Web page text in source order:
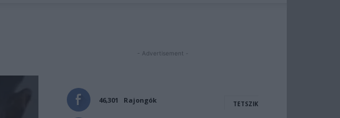
- Advertisement -
46,301 Rajongók TETSZIK